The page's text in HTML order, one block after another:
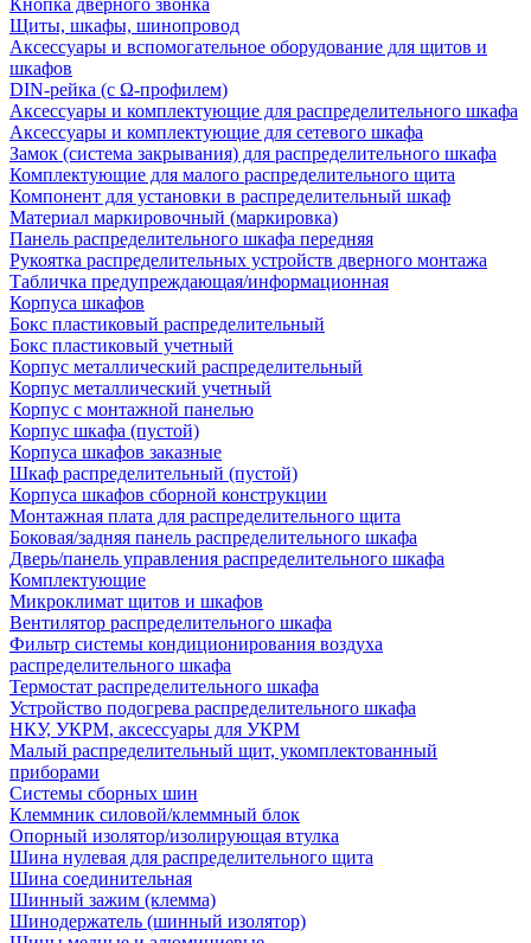
Кнопка дверного звонка
Щиты, шкафы, шинопровод
Аксессуары и вспомогательное оборудование для щитов и
шкафов
DIN-рейка (с Ω-профилем)
Аксессуары и комплектующие для распределительного шкафа
Аксессуары и комплектующие для сетевого шкафа
Замок (система закрывания) для распределительного шкафа
Комплектующие для малого распределительного щита
Компонент для установки в распределительный шкаф
Материал маркировочный (маркировка)
Панель распределительного шкафа передняя
Рукоятка распределительных устройств дверного монтажа
Табличка предупреждающая/информационная
Корпуса шкафов
Бокс пластиковый распределительный
Бокс пластиковый учетный
Корпус металлический распределительный
Корпус металлический учетный
Корпус с монтажной панелью
Корпус шкафа (пустой)
Корпуса шкафов заказные
Шкаф распределительный (пустой)
Корпуса шкафов сборной конструкции
Монтажная плата для распределительного щита
Боковая/задняя панель распределительного шкафа
Дверь/панель управления распределительного шкафа
Комплектующие
Микроклимат щитов и шкафов
Вентилятор распределительного шкафа
Фильтр системы кондиционирования воздуха
распределительного шкафа
Термостат распределительного шкафа
Устройство подогрева распределительного шкафа
НКУ, УКРМ, аксессуары для УКРМ
Малый распределительный щит, укомплектованный
приборами
Системы сборных шин
Клеммник силовой/клеммный блок
Опорный изолятор/изолирующая втулка
Шина нулевая для распределительного щита
Шина соединительная
Шинный зажим (клемма)
Шинодержатель (шинный изолятор)